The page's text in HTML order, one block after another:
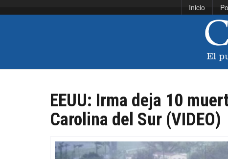
Inicio
EEUU: Irma deja 10
Carolina del Sur (VIDEO)